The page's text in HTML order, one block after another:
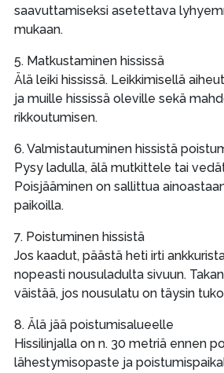
saavuttamiseksi asetettava
mukaan.
5. Matkustaminen hississä
Älä leiki hississä. Leikkimisellä
ja muille hississä oleville sekä
rikkoutumisen.
6. Valmistautuminen hissistä
Pysy ladulla, älä mutkittele tai
Poisjääminen on sallittua
paikoilla.
7. Poistuminen hissistä
Jos kaadut, päästä heti irti
nopeasti nousuladulta sivuun.
väistää, jos nousulatu on täysin
8. Älä jää poistumisalueelle
Hissilinjalla on n. 30 metriä ennen
lähestymisopaste ja